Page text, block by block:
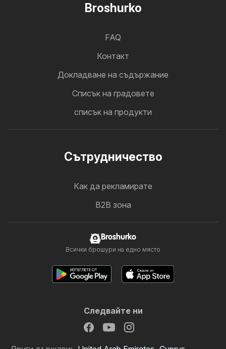
Broshurko
FAQ
Контакт
Докладване на съдържание
Cписък на градовете
списък на продукти
Cътрудничество
Как да рекламирате
B2B зона
Broshurko
Всички брошури на едно място
Следвайте ни